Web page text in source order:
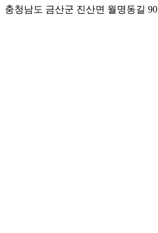
충청남도 금산군 진산면 월명동길 90